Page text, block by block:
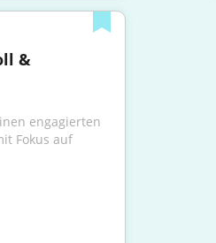
&
engagierten
Fokus auf